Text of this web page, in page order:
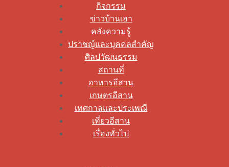
กิจกรรม
ข่าวบ้านเฮา
คลังความรู้
ปราชญ์และบุคคลสำคัญ
ศิลปวัฒนธรรม
สถานที่
อาหารอีสาน
เกษตรอีสาน
เทศกาลและประเพณี
เที่ยวอีสาน
เรื่องทั่วไป